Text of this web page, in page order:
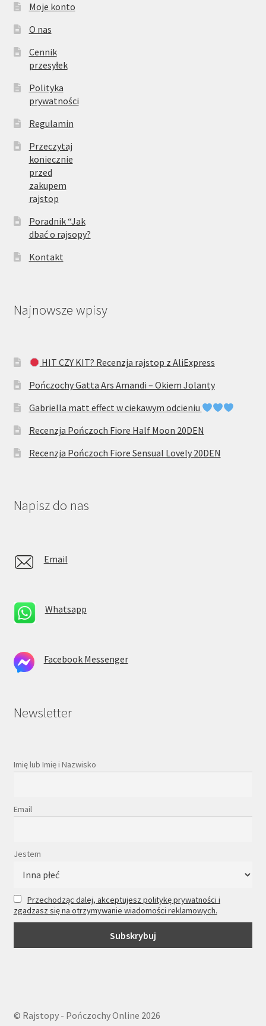
Moje konto
O nas
Cennik
przesyłek
Polityka
prywatności
Regulamin
Przeczytaj
koniecznie
przed
zakupem
rajstop
Poradnik “Jak
dbać o rajsopy?
Kontakt
Najnowsze wpisy
HIT CZY KIT? Recenzja rajstop z AliExpress
Pończochy Gatta Ars Amandi – Okiem Jolanty
Gabriella matt effect w ciekawym odcieniu
Recenzja Pończoch Fiore Half Moon 20DEN
Recenzja Pończoch Fiore Sensual Lovely 20DEN
Napisz do nas
Email
Whatsapp
Facebook Messenger
Newsletter
Imię lub Imię i Nazwisko
Email
Jestem
Przechodząc dalej, akceptujesz politykę prywatności i
zgadzasz się na otrzymywanie wiadomości reklamowych.
© Rajstopy - Pończochy Online 2026